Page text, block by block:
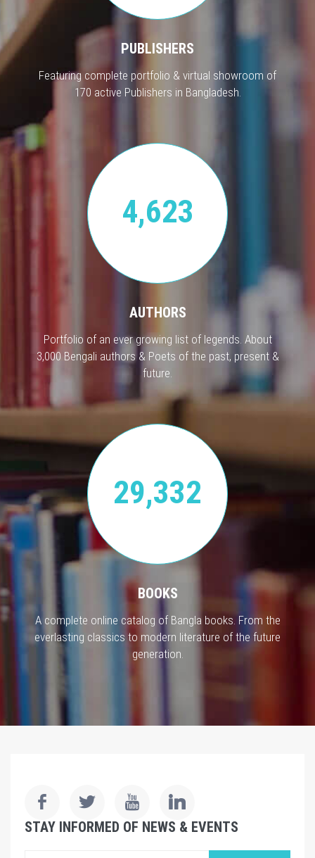
PUBLISHERS
Featuring complete portfolio & virtual showroom of
170 active Publishers in Bangladesh.
4,623
AUTHORS
Portfolio of an ever growing list of legends. About
3,000 Bengali authors & Poets of the past, present &
future.
29,332
BOOKS
A complete online catalog of Bangla books. From the
everlasting classics to modern literature of the future
generation.
STAY INFORMED OF NEWS & EVENTS